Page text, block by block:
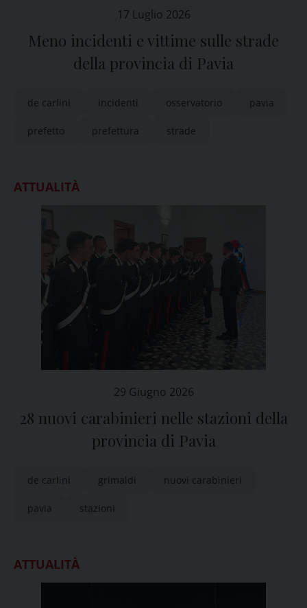
17 Luglio 2026
Meno incidenti e vittime sulle strade
della provincia di Pavia
de carlini incidenti osservatorio pavia
prefetto prefettura strade
ATTUALITÀ
29 Giugno 2026
28 nuovi carabinieri nelle stazioni della
provincia di Pavia
de carlini grimaldi nuovi carabinieri
pavia stazioni
ATTUALITÀ